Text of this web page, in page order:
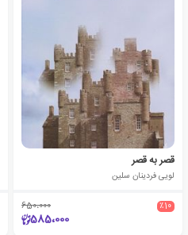
قصر به قصر
لویی فردینان سلین
٪10 650،000
585،000